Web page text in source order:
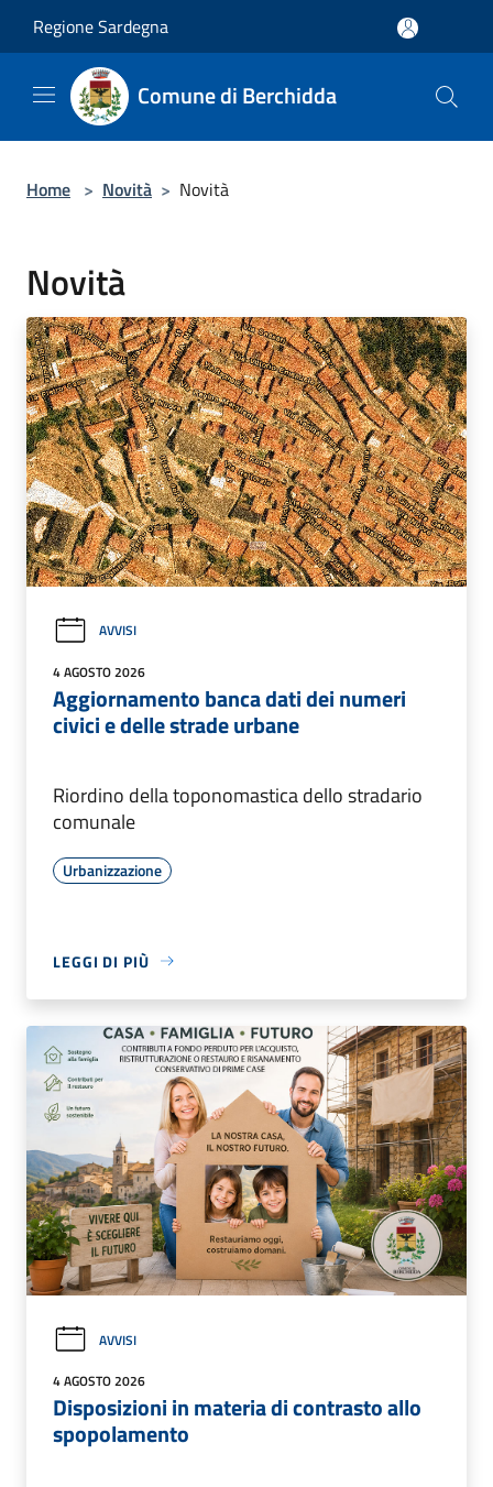
Regione Sardegna
Comune di Berchidda
Home > Novità > Novità
Novità
AVVISI
4 AGOSTO 2026
Aggiornamento banca dati dei numeri
civici e delle strade urbane
Riordino della toponomastica dello stradario
comunale
Urbanizzazione
LEGGI DI PIÙ
AVVISI
4 AGOSTO 2026
Disposizioni in materia di contrasto allo
spopolamento